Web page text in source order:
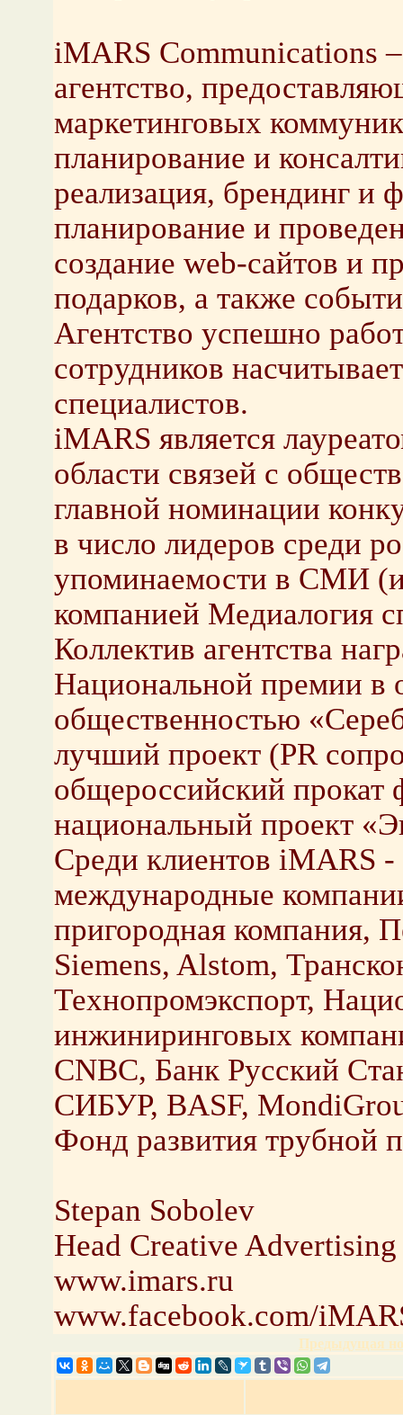
iMARS Communications
агентство,
маркетинговых
планирование и
реализация, брендинг и
планирование и
создание web-сайтов и
подарков, а также
Агентство успешно
сотрудников
специалистов.
iMARS является
области связей с
главной номинации
в число лидеров среди
упоминаемости в СМИ
компанией Медиалогия
Коллектив агентства
Национальной премии в
общественностью
лучший проект (PR
общероссийский
национальный проект
Среди клиентов iMARS
международные
пригородная компания,
Siemens, Alstom,
Технопромэкспорт,
инжиниринговых
CNBC, Банк Русский
СИБУР, BASF,
Фонд развития трубной
Stepan Sobolev
Head Creative
www.imars.ru
www.facebook.com/
Предыдущая